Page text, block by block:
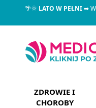
🌴🌞LATO W PEŁNI➡
ZDROWIE I
CHOROBY